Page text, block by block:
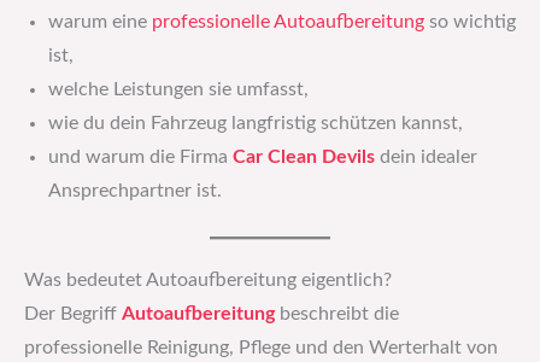
warum eine professionelle Autoaufbereitung so wichtig
ist,
welche Leistungen sie umfasst,
wie du dein Fahrzeug langfristig schützen kannst,
und warum die Firma Car Clean Devils dein idealer
Ansprechpartner ist.
Was bedeutet Autoaufbereitung eigentlich?
Der Begriff Autoaufbereitungbeschreibt die
professionelle Reinigung, Pflege und den Werterhalt von